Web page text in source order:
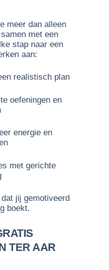
meer dan alleen
met een
stap naar een
aan:
realistisch plan
oefeningen en
energie en
met gerichte
jij gemotiveerd
boekt.
TER AAR